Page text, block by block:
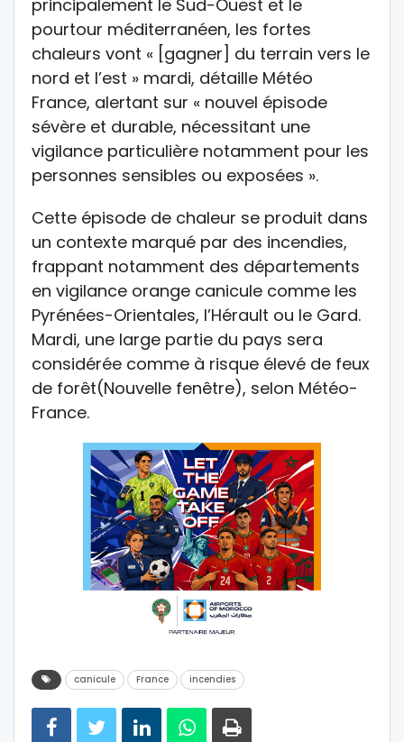
principalement le Sud-Ouest et le
pourtour méditerranéen, les fortes
chaleurs vont « [gagner] du terrain vers le
nord et l’est » mardi, détaille Météo
France, alertant sur « nouvel épisode
sévère et durable, nécessitant une
vigilance particulière notamment pour les
personnes sensibles ou exposées ».
Cette épisode de chaleur se produit dans
un contexte marqué par des incendies,
frappant notamment des départements
en vigilance orange canicule comme les
Pyrénées-Orientales, l’Hérault ou le Gard.
Mardi, une large partie du pays sera
considérée comme à risque élevé de feux
de forêt(Nouvelle fenêtre), selon Météo-
France.
canicule France incendies